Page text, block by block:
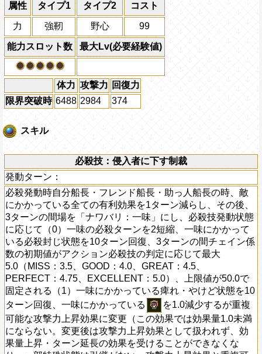
属性 タイプ1 タイプ2 コスト
力 強靭 野心 99
能力スロット数 最大Lv(必要経験値)
体力 攻撃力 回復力
限界突破時 6488 2984 374
スキル
必殺技：侵入者に下す制裁
発動ターン：
必殺発動時自分船長・フレンド船長・助っ人船長の時、敵
にかかっている全ての有利効果を1ターン減らし、その後、
3ターンの間場を「ナワバリ：一味」にし、必殺技発動状態
に応じて（0）一味の必殺ターンを2短縮、一味にかかって
いる必殺封じ状態を10ターン回復、3ターンの間チェイン係
数の初期値がアクション必殺技の判定に応じて最大
5.0（MISS：3.5、GOOD：4.0、GREAT：4.5、
PERFECT：4.75、EXCELLENT：5.0）、上限値が50.0で
固定される（1）一味にかかっている痺れ・やけど状態を10
ターン回復、一味にかかっている
を1.0減少するが重複
可能な攻撃力上昇効果に変更（この効果では効果量1.0未満
にならない。変更後は攻撃力上昇効果として扱われず、効
果量上昇・ターン延長の効果を受けることができなくな